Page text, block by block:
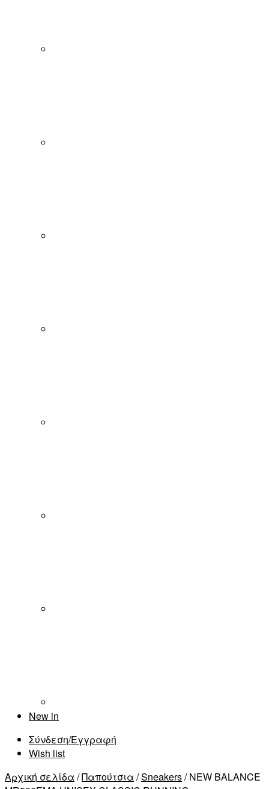
New in
Σύνδεση/Εγγραφή
Wish list
Αρχική σελίδα /Παπούτσια /Sneakers/ NEW BALANCE